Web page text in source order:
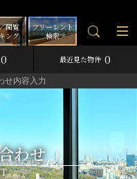
フリーレント
検索
閲覧
ング
0 最近見た物件 0
せ内容入力
わせ